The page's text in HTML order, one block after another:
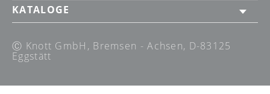
KATALOGE
Ⓒ Knott GmbH, Bremsen - Achsen, D-83125
Eggstätt